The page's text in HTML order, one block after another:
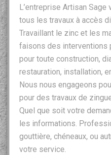
L’entreprise Artisan
tous les travaux à accès
Travaillant le zinc et les
faisons des interventions
pour toute construction,
restauration, installation,
Nous nous engageons
pour des travaux de
Quel que soit votre
les informations.
gouttière, chéneaux, ou
votre service.